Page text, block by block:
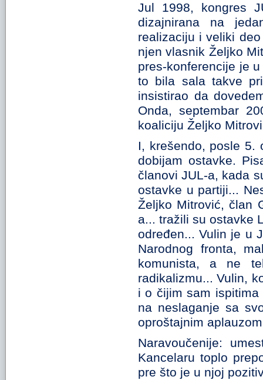
Jul 1998, kongres
dizajnirana na
realizaciju i veliki
njen vlasnik Željko
pres-konferencije je
to bila sala takve
insistirao da
Onda, septembar
koaliciju Željko
I, krešendo, posle 5.
dobijam ostavke.
članovi JUL-a, kada
ostavke u partiji...
Željko Mitrović, član
a... tražili su ostavke
određen... Vulin je u
Narodnog fronta,
komunista, a ne
radikalizmu... Vulin,
i o čijim sam
na neslaganje sa
oproštajnim
Naravoučenije:
Kancelaru toplo
pre što je u njoj